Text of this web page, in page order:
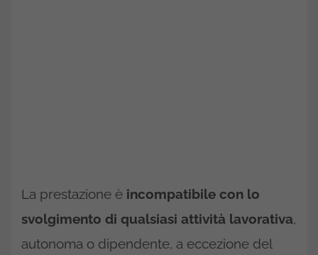
La prestazione è incompatibile con lo
svolgimento di qualsiasi attività lavorativa,
autonoma o dipendente, a eccezione del